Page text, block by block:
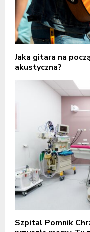
Jaka gitara na
akustyczna?
Szpital Pomnik